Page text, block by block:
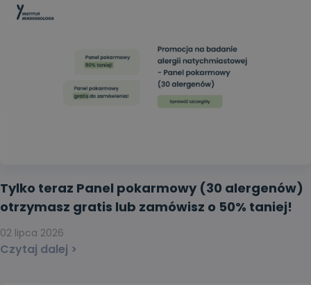
Tylko teraz Panel pokarmowy (30 alergenów)
otrzymasz gratis lub zamówisz o 50% taniej!
Czytaj dalej >
02 lipca 2026